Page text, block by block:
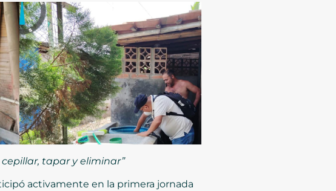
tapar y eliminar”
activamente en la primera jornada